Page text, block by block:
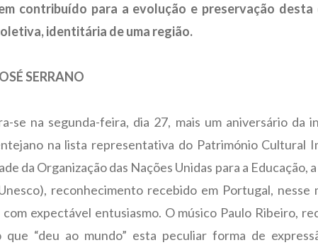
contribuído para a evolução e preservação desta
identitária de uma região.
SERRANO
se na segunda-feira, dia 27, mais um aniversário da
na lista representativa do Património Cultural
da Organização das Nações Unidas para a Educação,
reconhecimento recebido em Portugal, nesse
com expectável entusiasmo. O músico Paulo Ribeiro,
que “deu ao mundo” esta peculiar forma de